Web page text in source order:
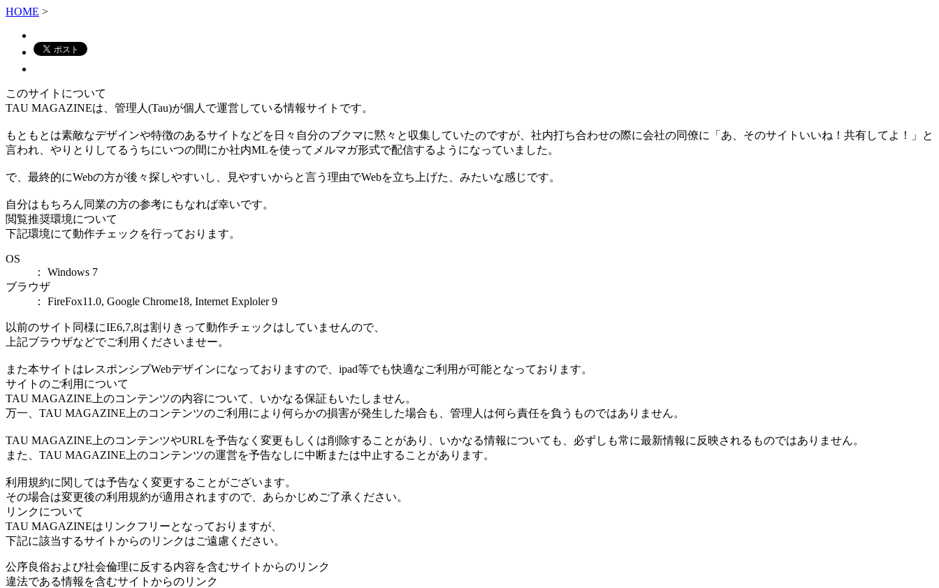
HOME >
このサイトについて
TAU MAGAZINEは、管理人(Tau)が個人で運営している情報サイトです。
もともとは素敵なデザインや特徴のあるサイトなどを日々自分のブクマに黙々と収集していたのですが、社内打ち合わせの際に会社の同僚に「あ、そのサイトいいね！共有してよ！」と
言われ、やりとりしてるうちにいつの間にか社内MLを使ってメルマガ形式で配信するようになっていました。
で、最終的にWebの方が後々探しやすいし、見やすいからと言う理由でWebを立ち上げた、みたいな感じです。
自分はもちろん同業の方の参考にもなれば幸いです。
閲覧推奨環境について
下記環境にて動作チェックを行っております。
OS
： Windows 7
ブラウザ
： FireFox11.0, Google Chrome18, Internet Exploler 9
以前のサイト同様にIE6,7,8は割りきって動作チェックはしていませんので、
上記ブラウザなどでご利用くださいませー。
また本サイトはレスポンシブWebデザインになっておりますので、ipad等でも快適なご利用が可能となっております。
サイトのご利用について
TAU MAGAZINE上のコンテンツの内容について、いかなる保証もいたしません。
万一、TAU MAGAZINE上のコンテンツのご利用により何らかの損害が発生した場合も、管理人は何ら責任を負うものではありません。
TAU MAGAZINE上のコンテンツやURLを予告なく変更もしくは削除することがあり、いかなる情報についても、必ずしも常に最新情報に反映されるものではありません。
また、TAU MAGAZINE上のコンテンツの運営を予告なしに中断または中止することがあります。
利用規約に関しては予告なく変更することがございます。
その場合は変更後の利用規約が適用されますので、あらかじめご了承ください。
リンクについて
TAU MAGAZINEはリンクフリーとなっておりますが、
下記に該当するサイトからのリンクはご遠慮ください。
公序良俗および社会倫理に反する内容を含むサイトからのリンク
違法である情報を含むサイトからのリンク